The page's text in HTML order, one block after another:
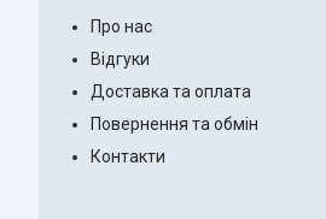
Про нас
Відгуки
Доставка та оплата
Повернення та обмін
Контакти